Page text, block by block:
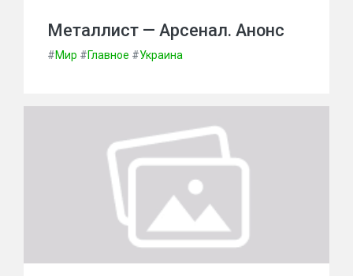
Металлист — Арсенал. Анонс
#Мир #Главное #Украина